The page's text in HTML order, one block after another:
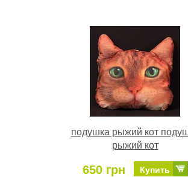
подушка рыжий кот
рыжий кот
650 грн Купить